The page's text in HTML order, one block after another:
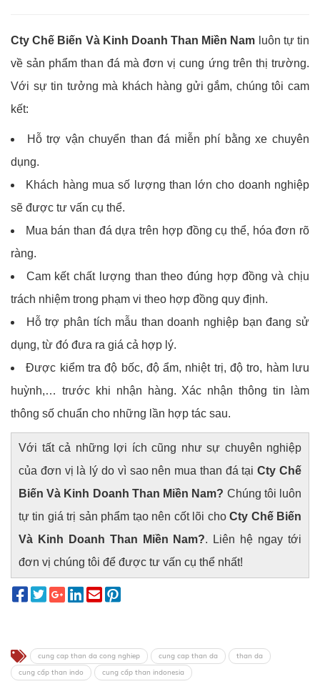
Cty Chế Biến Và Kinh Doanh Than Miền Nam luôn tự tin
về sản phẩm than đá mà đơn vị cung ứng trên thị trường.
Với sự tin tưởng mà khách hàng gửi gắm, chúng tôi cam
kết:
Hỗ trợ vận chuyển than đá miễn phí bằng xe chuyên
dụng.
Khách hàng mua số lượng than lớn cho doanh nghiệp
sẽ được tư vấn cụ thể.
Mua bán than đá dựa trên hợp đồng cụ thể, hóa đơn rõ
ràng.
Cam kết chất lượng than theo đúng hợp đồng và chịu
trách nhiệm trong phạm vi theo hợp đồng quy định.
Hỗ trợ phân tích mẫu than doanh nghiệp bạn đang sử
dụng, từ đó đưa ra giá cả hợp lý.
Được kiểm tra độ bốc, độ ẩm, nhiệt trị, độ tro, hàm lưu
huỳnh,… trước khi nhận hàng. Xác nhận thông tin làm
thông số chuẩn cho những lần hợp tác sau.
Với tất cả những lợi ích cũng như sự chuyên nghiệp
của đơn vị là lý do vì sao nên mua than đá tạiCty Chế
Biến Và Kinh Doanh Than Miền Nam? Chúng tôi luôn
tự tin giá trị sản phẩm tạo nên cốt lõi choCty Chế Biến
Và Kinh Doanh Than Miền Nam?. Liên hệ ngay tới
đơn vị chúng tôi để được tư vấn cụ thể nhất!
cung cap than da cong nghiep cung cap than da
than da
cung cấp than indo
cung cấp than indonesia